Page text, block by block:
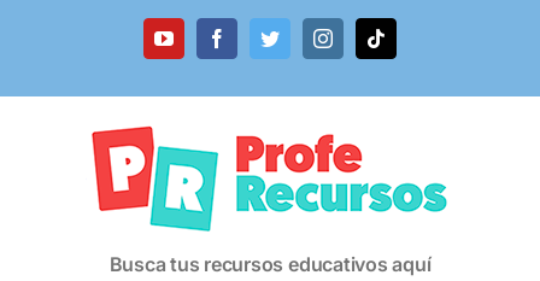
Busca tus recursos educativos aquí